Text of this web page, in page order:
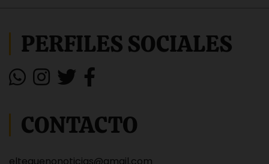
PERFILES SOCIALES
CONTACTO